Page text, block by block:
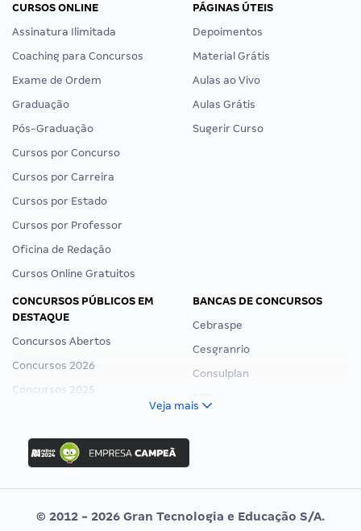
CURSOS ONLINE
Assinatura Ilimitada
Coaching para Concursos
Exame de Ordem
Graduação
Pós-Graduação
Cursos por Concurso
Cursos por Carreira
Cursos por Estado
Cursos por Professor
Oficina de Redação
Cursos Online Gratuitos
PÁGINAS ÚTEIS
Depoimentos
Material Grátis
Aulas ao Vivo
Aulas Grátis
Sugerir Curso
CONCURSOS PÚBLICOS EM
DESTAQUE
Concursos Abertos
Concursos 2026
Concursos 2025
Concurso Ibama
Concurso MPU
Editais publicados
BANCAS DE CONCURSOS
Cebraspe
Cesgranrio
Consulplan
Vunesp
Veja mais
© 2012 - 2026 Gran Tecnologia e Educação S/A.